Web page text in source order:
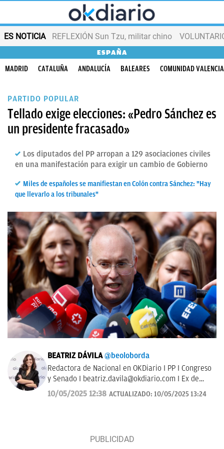
ES NOTICIA REFLEXIÓN Sun Tzu, militar chino
ESPAÑA
MADRID CATALUÑA ANDALUCÍA BALEARES COMUNIDAD
PARTIDO POPULAR
Tellado exige elecciones: «Pedro Sánchez es
un presidente fracasado»
Los diputados del PP arropan a 129 asociaciones civiles
en una manifestación para exigir un cambio de Gobierno
Miles de españoles se manifiestan en Colón contra Sánchez: "Hay
que llevarlo a los tribunales"
BEATRIZ DÁVILA @beoloborda
Redactora de Nacional en OKDiario I PP I Congreso
y Senado I beatriz.davila@okdiario.com I Ex de
ElToroTv y esRadio
10/05/2025 12:38 ACTUALIZADO: 10/05/2025 13:24